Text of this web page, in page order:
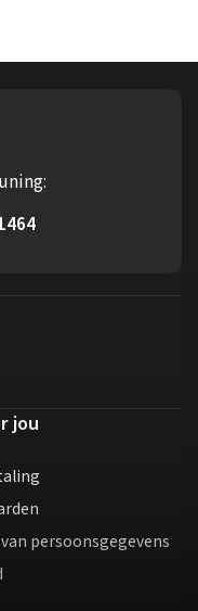
jou
persoonsgegevens